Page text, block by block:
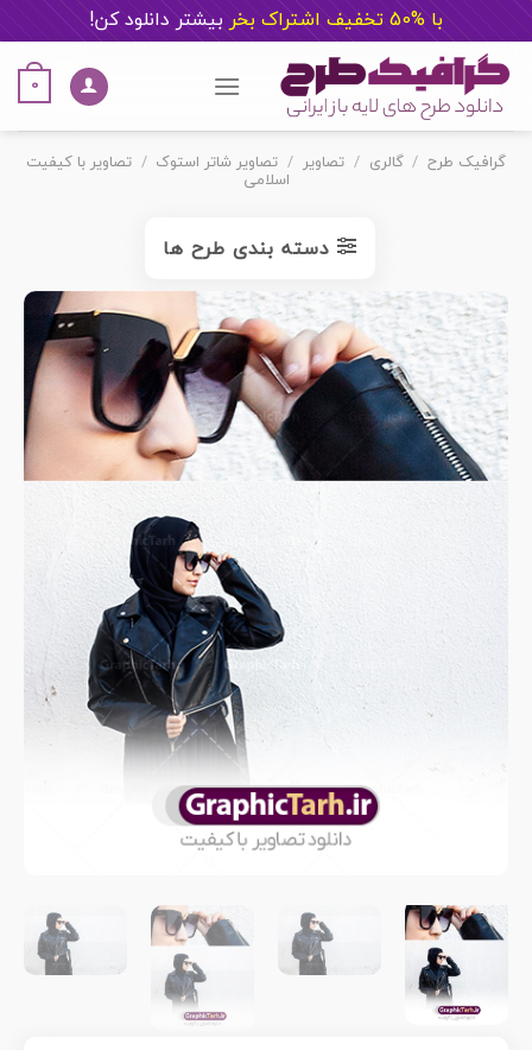
با %50 تخفیف اشتراک بخر بیشتر دانلود کن!
content
0
گرافیک طرح / گالری / تصاویر / تصاویر شاتر استوک / تصاویر با کیفیت
اسلامی
دسته بندی طرح ها